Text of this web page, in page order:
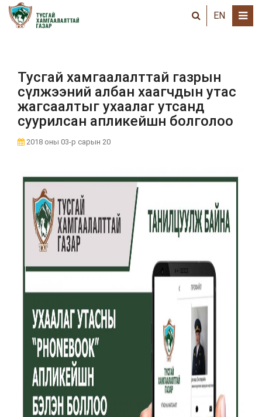
EN
Тусгай хамгаалалттай газрын
сүлжээний албан хаагчдын утас
жагсаалтыг ухаалаг утсанд
суурилсан апликейшн болголоо
2018 оны 03-р сарын 20